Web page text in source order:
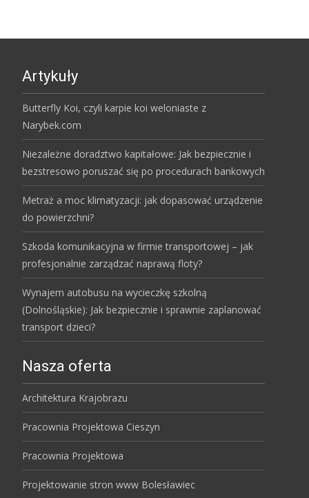
Artykuły
Butterfly Koi, czyli karpie koi weloniaste z
Narybek.com
Niezależne doradztwo kapitałowe: Jak bezpiecznie i
bezstresowo poruszać się po procedurach bankowych
Metraż a moc klimatyzacji: jak dopasować urządzenie
do powierzchni?
Szkoda komunikacyjna w firmie transportowej – jak
profesjonalnie zarządzać naprawą floty?
Wynajem autobusu na wycieczkę szkolną
(Dolnośląskie): Jak bezpiecznie i sprawnie zaplanować
transport dzieci?
Nasza oferta
Architektura Krajobrazu
Pracownia Projektowa Cieszyn
Pracownia Projektowa
Projektowanie stron www Bolesławiec